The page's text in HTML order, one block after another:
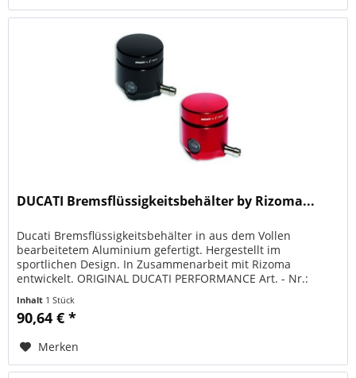
DUCATI Bremsflüssigkeitsbehälter by Rizoma...
Ducati Bremsflüssigkeitsbehälter in aus dem Vollen
bearbeitetem Aluminium gefertigt. Hergestellt im
sportlichen Design. In Zusammenarbeit mit Rizoma
entwickelt. ORIGINAL DUCATI PERFORMANCE Art. - Nr.:
Inhalt 1 Stück
90,64 € *
Merken